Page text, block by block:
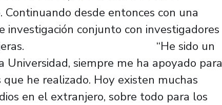
Continuando desde entonces con una
investigación conjunto con investigadores
extranjeras. “He sido un
siempre me ha apoyado para
he realizado. Hoy existen muchas
en el extranjero, sobre todo para los